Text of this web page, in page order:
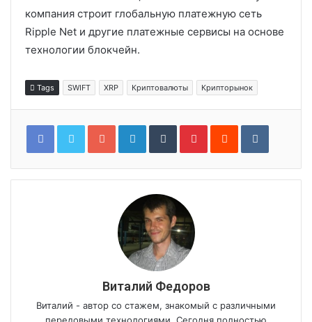
компания строит глобальную платежную сеть
Ripple Net и другие платежные сервисы на основе
технологии блокчейн.
Tags SWIFT XRP Криптовалюты Крипторынок
Google+LinkedInTumblrPinterestReddit VKontakte
Виталий Федоров
Виталий - автор со стажем, знакомый с различными